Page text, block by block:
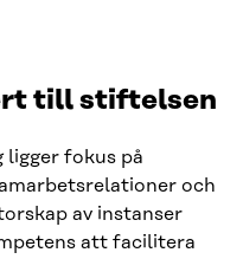
till stiftelsen
ligger fokus på
och
av instanser
att facilitera